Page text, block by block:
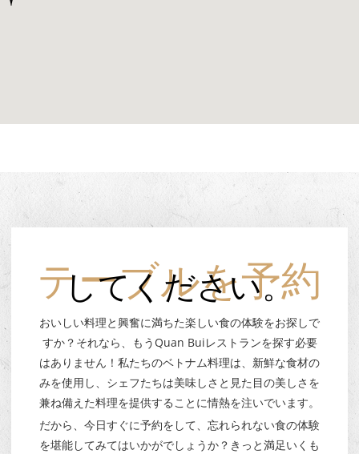
テーブルを予約
してください。
おいしい料理と興奮に満ちた楽しい食の体験をお探しで
すか？それなら、もうQuan Buiレストランを探す必要
はありません！私たちのベトナム料理は、新鮮な食材の
みを使用し、シェフたちは美味しさと見た目の美しさを
兼ね備えた料理を提供することに情熱を注いでいます。
だから、今日すぐに予約をして、忘れられない食の体験
を堪能してみてはいかがでしょうか？きっと満足いくも